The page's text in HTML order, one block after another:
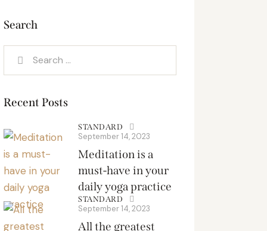
Search
Recent Posts
STANDARD
September 14, 2023
Meditation is a
must-have in your
daily yoga practice
STANDARD
September 14, 2023
All the greatest